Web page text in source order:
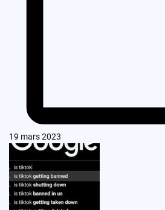
19 mars 2023